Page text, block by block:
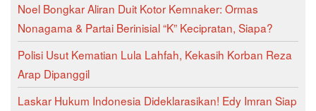
Noel Bongkar Aliran Duit Kotor Kemnaker: Ormas
Nonagama & Partai Berinisial “K” Kecipratan, Siapa?
Polisi Usut Kematian Lula Lahfah, Kekasih Korban Reza
Arap Dipanggil
Laskar Hukum Indonesia Dideklarasikan! Edy Imran Siap